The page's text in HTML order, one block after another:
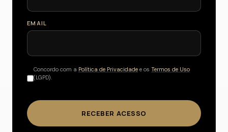
EMAIL
Concordo com a Política de Privacidade e os Termos de Uso
(LGPD).
RECEBER ACESSO